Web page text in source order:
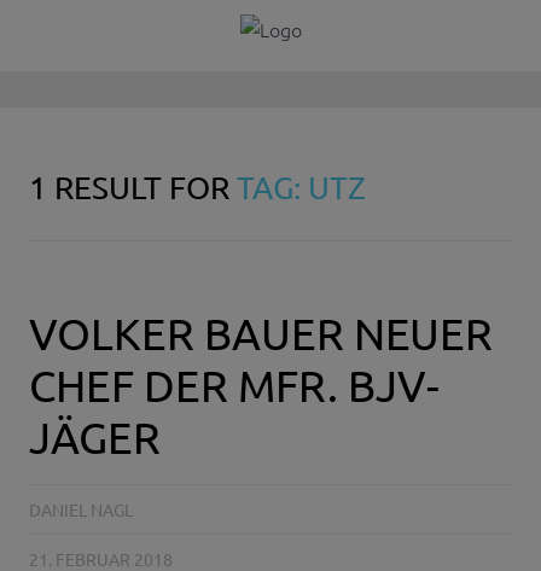
1 RESULT FORTAG: UTZ
VOLKER BAUER NEUER
CHEF DER MFR. BJV-
JÄGER
DANIEL NAGL
21. FEBRUAR 2018